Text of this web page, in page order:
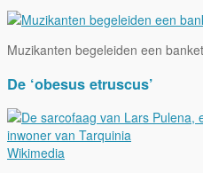
Muzikanten begeleiden een
De ‘obesus etruscus’
Wikimedia